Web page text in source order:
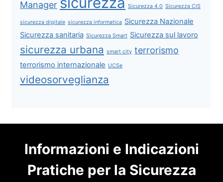
Manager
Sicurezza 4.0 Sicurezza CIS
sicurezza digitale sicurezza informatica Sicurezza Nazionale
Sicurezza sanitaria Sicurezza Smart Sicurezza sul lavoro
sicurezza urbana smart city terrorismo
terrorismo internazionale UCSe
videosorveglianza
Informazioni e Indicazioni
Pratiche per la Sicurezza